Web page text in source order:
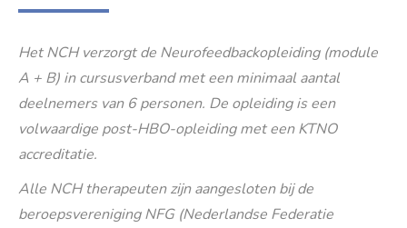
Het NCH verzorgt de Neurofeedbackopleiding (module
A + B) in cursusverband met een minimaal aantal
deelnemers van 6 personen. De opleiding is een
volwaardige post-HBO-opleiding met een KTNO
accreditatie.
Alle NCH therapeuten zijn aangesloten bij de
beroepsvereniging NFG (Nederlandse Federatie